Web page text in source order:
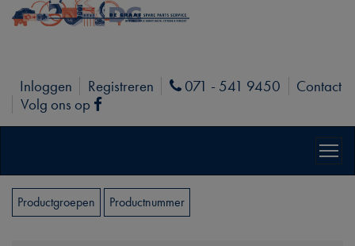
Inloggen Registreren Phone
071 - 541 9450
Contact
Volg ons op
Facebook
Productgroepen Productnummer